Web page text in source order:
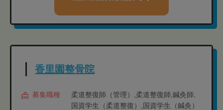
香里園整骨院
募集職種
柔道整復師（管理）,柔道整復師,鍼灸師,
国資学生（柔道整復）,国資学生（鍼灸）